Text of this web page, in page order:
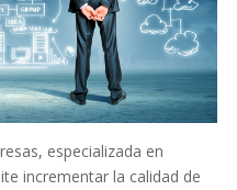
especializada en
incrementar la calidad de